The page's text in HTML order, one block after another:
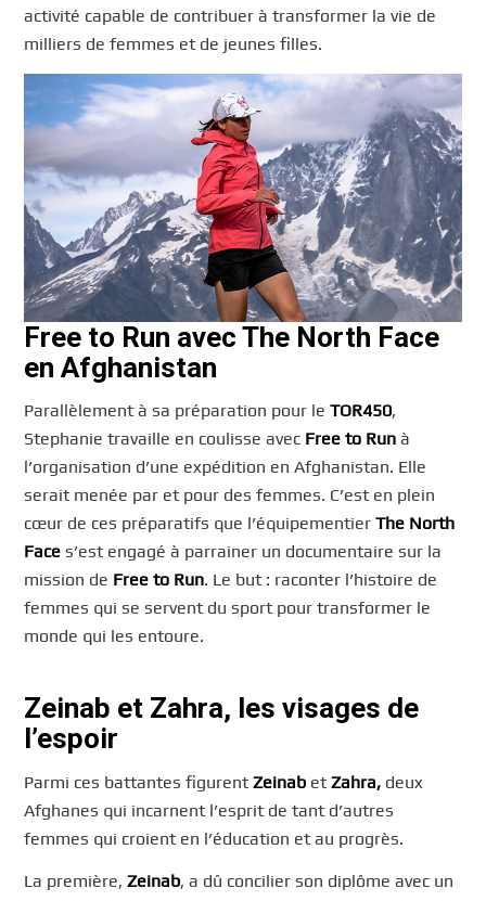
activité capable de contribuer à transformer la vie de
milliers de femmes et de jeunes filles.
Free to Run avec The North Face
en Afghanistan
Parallèlement à sa préparation pour leTOR450,
Stephanie travaille en coulisse avec Free to Run à
l’organisation d’une expédition en Afghanistan. Elle
serait menée par et pour des femmes. C’est en plein
cœur de ces préparatifs que l’équipementierThe North
Face s’est engagé à parrainer un documentaire sur la
mission de Free to Run. Le but : raconter l’histoire de
femmes qui se servent du sport pour transformer le
monde qui les entoure.
Zeinab et Zahra, les visages de
l’espoir
Parmi ces battantes figurentZeinab etZahra, deux
Afghanes qui incarnent l’esprit de tant d’autres
femmes qui croient en l’éducation et au progrès.
La première,Zeinab, a dû concilier son diplôme avec un